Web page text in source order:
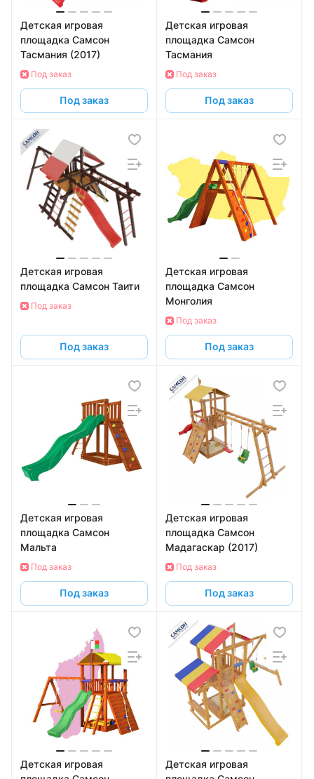
Детская игровая
площадка Самсон
Тасмания (2017)
Под заказ
Под заказ
Детская игровая
площадка Самсон
Тасмания
Под заказ
Под заказ
Детская игровая
площадка Самсон Таити
Под заказ
Под заказ
Детская игровая
площадка Самсон
Монголия
Под заказ
Под заказ
Детская игровая
площадка Самсон
Мальта
Под заказ
Под заказ
Детская игровая
площадка Самсон
Мадагаскар (2017)
Под заказ
Под заказ
Детская игровая
Детская игровая